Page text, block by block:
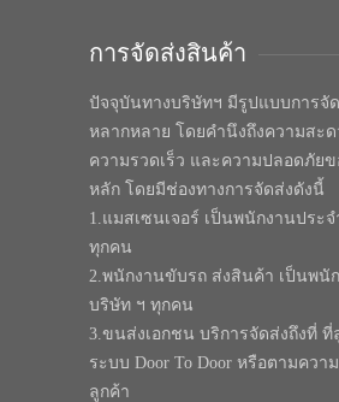
การจัดส่งสินค้า
ปัจจุบันทางบริษัทฯ มีรูปแบบการจั
หลากหลาย โดยคำนึงถึงความสะ
ความรวดเร็ว และความปลอดภัย
หลัก โดยมีช่องทางการจัดส่งดังนี้
1.แมสเซนเจอร์ เป็นพนักงานประ
ทุกคน
2.พนักงานขับรถ ส่งสินค้า เป็นพนั
บริษัท ฯ ทุกคน
3.ขนส่งเอกชน บริการจัดส่งถึงที่ ที่
ระบบ Door To Door หรือตามควา
ลูกค้า